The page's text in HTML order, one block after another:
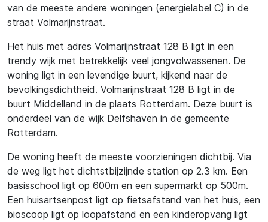
van de meeste andere woningen (energielabel C) in de
straat Volmarijnstraat.
Het huis met adres Volmarijnstraat 128 B ligt in een
trendy wijk met betrekkelijk veel jongvolwassenen. De
woning ligt in een levendige buurt, kijkend naar de
bevolkingsdichtheid. Volmarijnstraat 128 B ligt in de
buurt Middelland in de plaats Rotterdam. Deze buurt is
onderdeel van de wijk Delfshaven in de gemeente
Rotterdam.
De woning heeft de meeste voorzieningen dichtbij. Via
de weg ligt het dichtstbijzijnde station op 2.3 km. Een
basisschool ligt op 600m en een supermarkt op 500m.
Een huisartsenpost ligt op fietsafstand van het huis, een
bioscoop ligt op loopafstand en een kinderopvang ligt